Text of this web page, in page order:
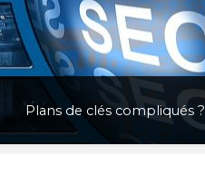
Plans de clés compliqués ?